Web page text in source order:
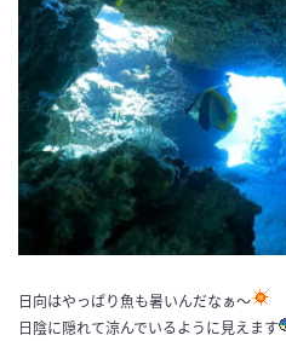
日向はやっぱり魚も暑いんだなぁ〜
日陰に隠れて涼んでいるように見えます